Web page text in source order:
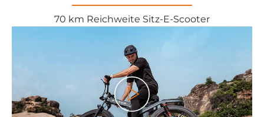
70 km Reichweite Sitz-E-Scooter
<tc>Gioco</tc>